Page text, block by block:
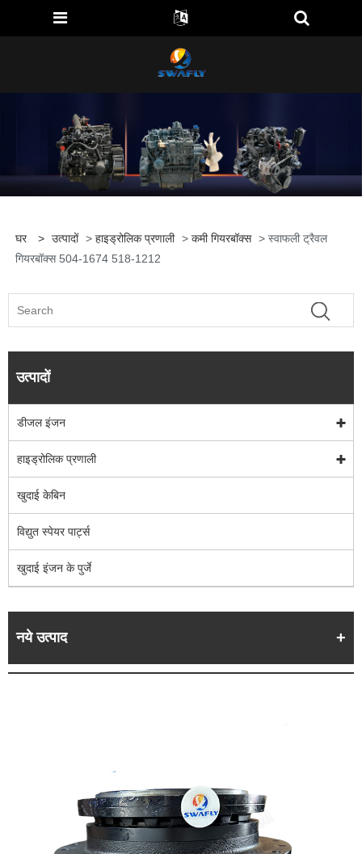
घर > उत्पादों > हाइड्रोलिक प्रणाली > कमी गियरबॉक्स > स्वाफली ट्रैवल
गियरबॉक्स 504-1674 518-1212
उत्पादों
डीजल इंजन
हाइड्रोलिक प्रणाली
खुदाई केबिन
विद्युत स्पेयर पार्ट्स
खुदाई इंजन के पुर्जे
नये उत्पाद